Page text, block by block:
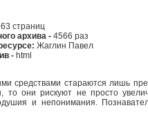
страниц
архива - 4566 раз
Жаглин Павел
- html
средствами стараются лишь
то они рискуют не просто
и непонимания.